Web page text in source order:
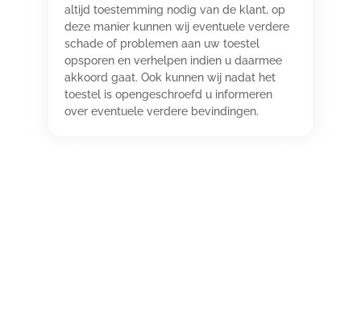
altijd toestemming nodig van de klant, op
deze manier kunnen wij eventuele verdere
schade of problemen aan uw toestel
opsporen en verhelpen indien u daarmee
akkoord gaat. Ook kunnen wij nadat het
toestel is opengeschroefd u informeren
over eventuele verdere bevindingen.